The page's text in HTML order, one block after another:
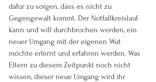
dafür zu sorgen, dass es nicht zu
Gegengewalt kommt. Der Notfallkreislauf
kann und will durchbrochen werden, ein
neuer Umgang mit der eigenen Wut
möchte erlernt und erfahren werden. Was
Eltern zu diesem Zeitpunkt noch nicht
wissen, dieser neue Umgang wird ihr